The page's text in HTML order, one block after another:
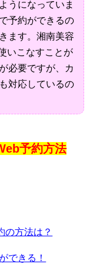
うになっていま
予約ができるの
ます。湘南美容
いこなすことが
必要ですが、カ
対応しているの
予約方法
の方法は？
できる！